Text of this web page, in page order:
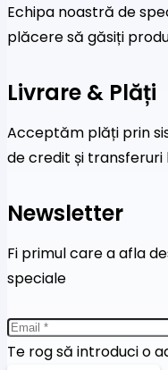
Echipa noastră de
plăcere să găsiți
Livrare & Plăți
Acceptăm plăți prin
de credit și
Newsletter
Fi primul care a afla
speciale
Te rog să introduci o